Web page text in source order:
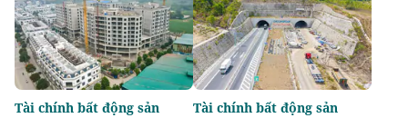
Tài chính bất động sản Tài chính bất động sản